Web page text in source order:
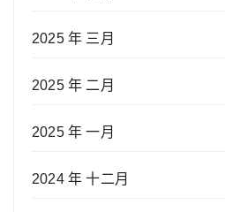
2025 年 三月
2025 年 二月
2025 年 一月
2024 年 十二月